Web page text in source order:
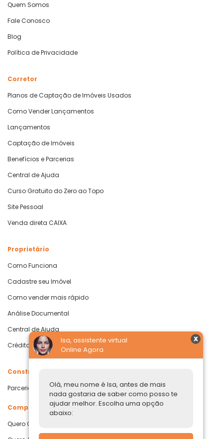
Isa, assistente virtual
Online Agora
Olá, meu nome é Isa, antes de mais
nada gostaria de saber como posso te
ajudar melhor. Escolha uma opção
abaixo:
Quem Somos
Fale Conosco
Blog
Política de Privacidade
Corretor
Planos de Captação de Imóveis Usados
Como Vender Lançamentos
Lançamentos
Captação de Imóveis
Benefícios e Parcerias
Central de Ajuda
Curso Gratuito do Zero ao Topo
Site Pessoal
Venda direta CAIXA
Proprietário
Como Funciona
Cadastre seu Imóvel
Como vender mais rápido
Análise Documental
Central de Ajuda
Crédito com Garantia de Imóvel
Construtoras
Parcerias Imobiliárias
Comprar ou alugar
Quero Comprar